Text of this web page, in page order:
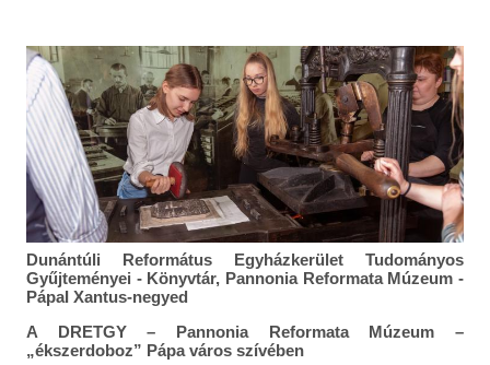
Dunántúli Református Egyházkerület Tudományos
Gyűjteményei - Könyvtár, Pannonia Reformata Múzeum -
PápaI Xantus-negyed
A DRETGY – Pannonia Reformata Múzeum –
„ékszerdoboz” Pápa város szívében